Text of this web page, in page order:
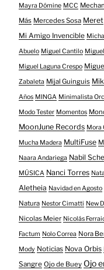
Mayra Dómine MCC
Más Mercedes Sosa Meret
Mi Amigo Invencible
Abuelo Miguel Cantilo
Miguel Laguna Crespo
Zabaleta Mijal Guinguis
Años MINGA Minimalista
Modo Tester Momentos
MoonJune Records Mora
Mucha Madera MultiFuse
Naara Andariega Nabil
MÚSICA Nanci Torres
Aletheia Navidad en Agosto
Natura Nestor Cimatti New
Nicolas Meier Nicolás
Factum Nolo Correa Nora
Mody Noticias Nova Orbis
Sangre Ojo de Buey Ojo